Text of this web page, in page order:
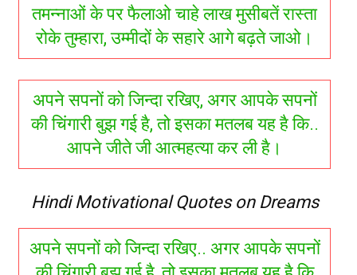
तमन्नाओं के पर फैलाओ चाहे लाख मुसीबतें रास्ता
रोके तुम्हारा, उम्मीदों के सहारे आगे बढ़ते जाओ।
अपने सपनों को जिन्दा रखिए, अगर आपके सपनों
की चिंगारी बुझ गई है, तो इसका मतलब यह है कि..
आपने जीते जी आत्महत्या कर ली है।
Hindi Motivational Quotes on Dreams
अपने सपनों को जिन्दा रखिए.. अगर आपके सपनों